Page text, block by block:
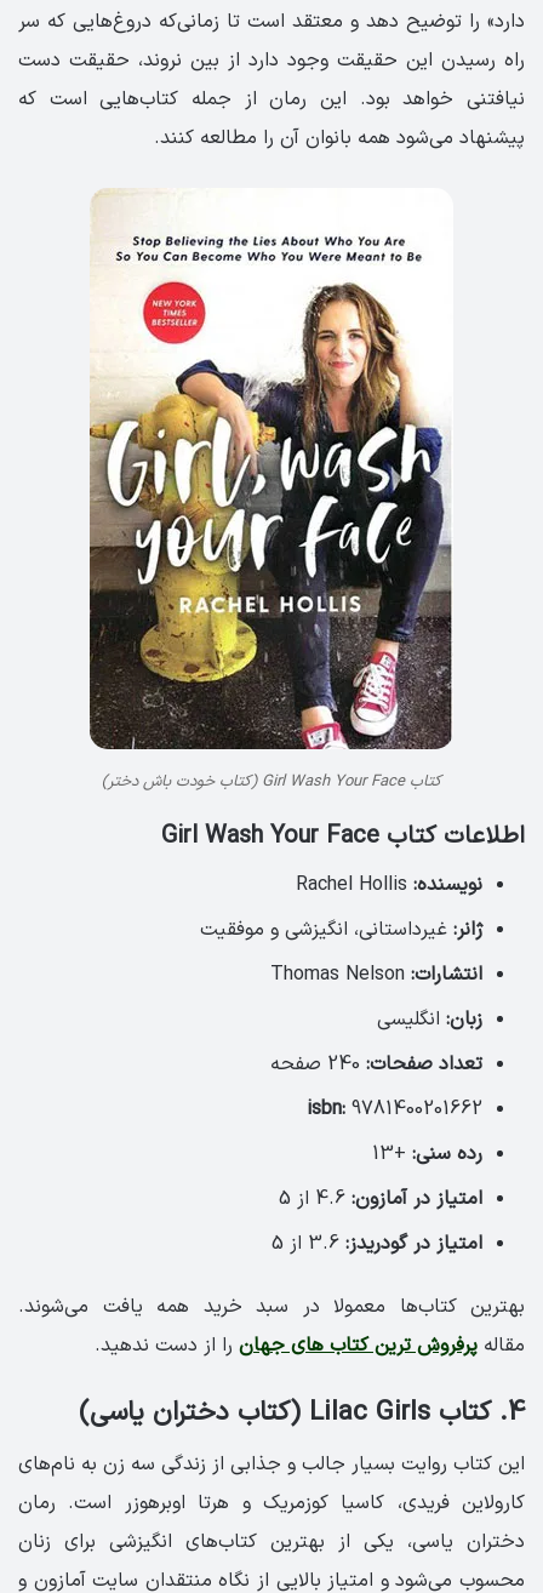
دارد» را توضیح دهد و معتقد است تا زمانی‌که دروغ‌هایی که سر
راه رسیدن این حقیقت وجود دارد از بین نروند، حقیقت دست
نیافتنی خواهد بود. این رمان از جمله کتاب‌هایی است که
پیشنهاد می‌شود همه بانوان آن را مطالعه کنند.
کتاب Girl Wash Your Face (کتاب خودت باش دختر)
اطلاعات کتاب Girl Wash Your Face
نویسنده:
ژانر: غیرداستانی، انگیزشی و موفقیت
انتشارات:
زبان: انگلیسی
تعداد صفحات:
isbn: 9781400201662
رده سنی: +13
امتیاز در آمازون:
امتیاز در گودریدز:
بهترین کتاب‌ها معمولا در سبد خرید همه یافت می‌شوند.
مقاله پرفروش ترین کتاب های جهان را از دست ندهید.
4. کتاب Lilac Girls (کتاب دختران یاسی)
این کتاب روایت بسیار جالب و جذابی از زندگی سه زن به نام‌های
کارولاین فریدی، کاسیا کوزمریک و هرتا اوبرهوزر است. رمان
دختران یاسی، یکی از بهترین کتاب‌های انگیزشی برای زنان
محسوب می‌شود و امتیاز بالایی از نگاه منتقدان سایت آمازون و